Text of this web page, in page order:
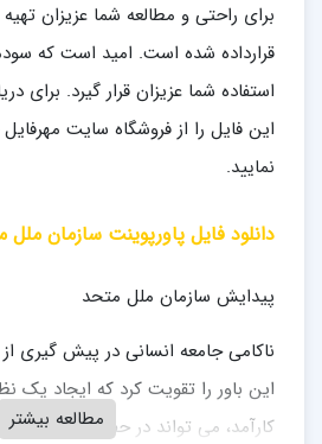
برای راحتی و مطالعه شما عزیزان
قرارداده شده است. امید است که
استفاده شما عزیزان قرار گیرد. برای
این فایل را از فروشگاه سایت
نمایید.
دانلود فایل پاورپوینت سازمان ملل
پیدایش سازمان ملل متحد
ناکامی جامعه انسانی در پیش گیری
این باور را تقویت کرد که ایجاد یک
کارآمد، می تواند در حفظ جهان در
مطالعه بیشتر